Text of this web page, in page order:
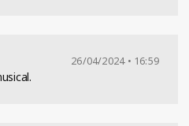
26/04/2024 • 16:59